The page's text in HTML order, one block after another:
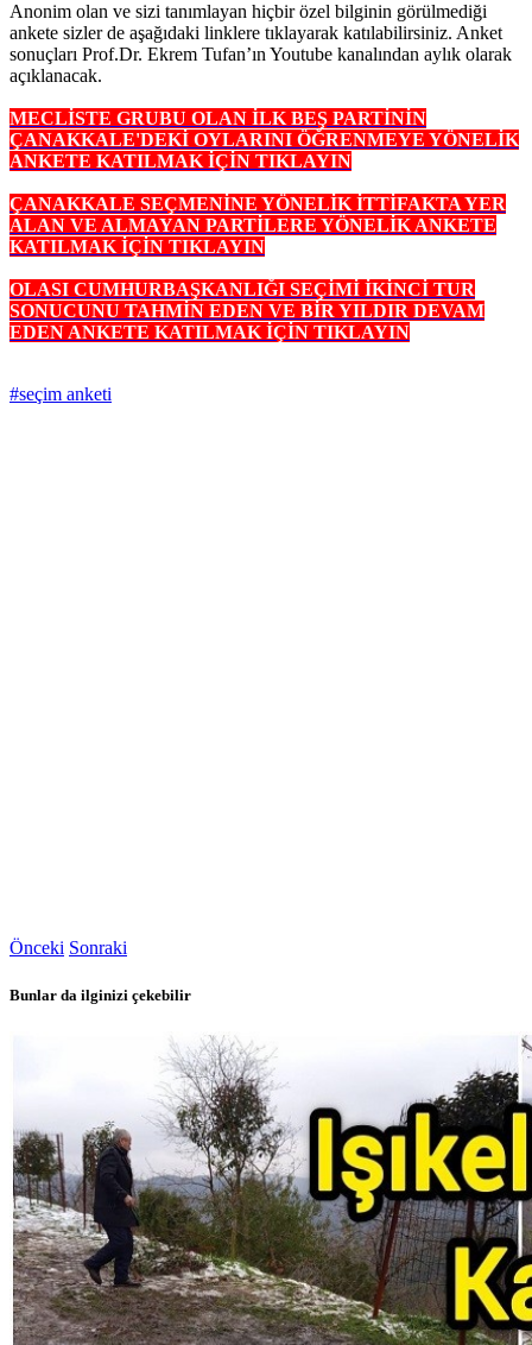
Anonim olan ve sizi tanımlayan hiçbir özel bilginin görülmediği
ankete sizler de aşağıdaki linklere tıklayarak katılabilirsiniz. Anket
sonuçları Prof.Dr. Ekrem Tufan’ın Youtube kanalından aylık olarak
açıklanacak.
MECLİSTE GRUBU OLAN İLK BEŞ PARTİNİN
ÇANAKKALE'DEKİ OYLARINI ÖĞRENMEYE YÖNELİK
ANKETE KATILMAK İÇİN TIKLAYIN
ÇANAKKALE SEÇMENİNE YÖNELİK İTTİFAKTA YER
ALAN VE ALMAYAN PARTİLERE YÖNELİK ANKETE
KATILMAK İÇİN TIKLAYIN
OLASI CUMHURBAŞKANLIĞI SEÇİMİ İKİNCİ TUR
SONUCUNU TAHMİN EDEN VE BİR YILDIR DEVAM
EDEN ANKETE KATILMAK İÇİN TIKLAYIN
#seçim anketi
Önceki Sonraki
Bunlar da ilginizi çekebilir